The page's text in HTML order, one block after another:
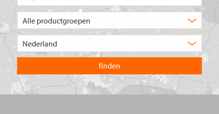
product
u?
land
waarin
u
wilt
zoeken.